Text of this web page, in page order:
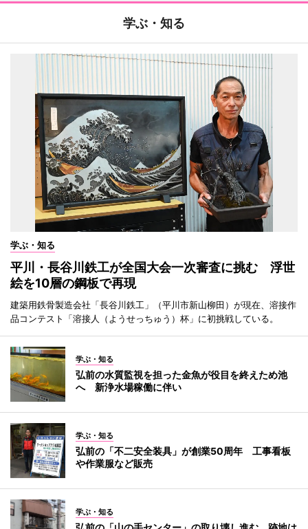
学ぶ・知る
学ぶ・知る
平川・長谷川鉄工が全国大会一次審査に挑む 浮世
絵を10層の鋼板で再現
建築用鉄骨製造会社「長谷川鉄工」（平川市新山柳田）が現在、溶接作
品コンテスト「溶接人（ようせっちゅう）杯」に初挑戦している。
学ぶ・知る
弘前の水質監視を担った金魚が役目を終えため池
へ 新浄水場稼働に伴い
学ぶ・知る
弘前の「不二安全装具」が創業50周年 工事看板
や作業服など販売
学ぶ・知る